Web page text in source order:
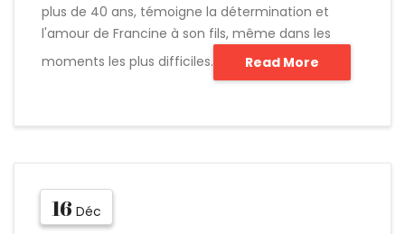
plus de 40 ans, témoigne la détermination et
l'amour de Francine à son fils, même dans les
moments les plus difficiles.
Read More
16 Déc